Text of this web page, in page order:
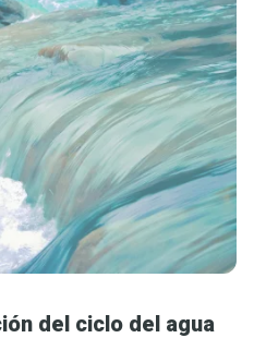
del ciclo del agua